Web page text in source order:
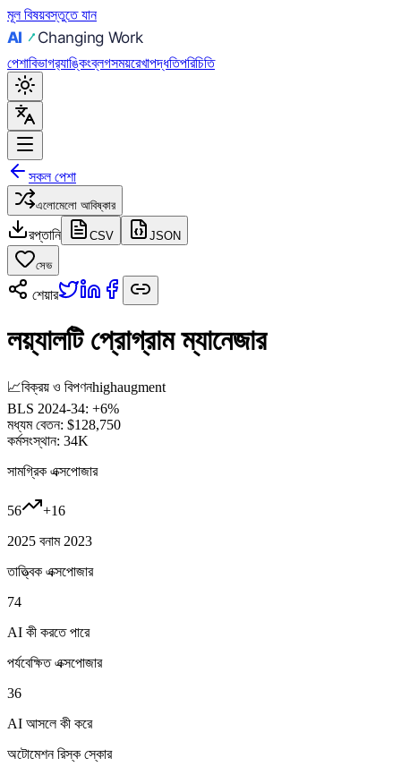
মূল বিষয়বস্তুতে যান
পেশাবিভাগর‍্যাঙ্কিংব্লগসময়রেখাপদ্ধতিপরিচিতি
সকল পেশা
এলোমেলো আবিষ্কার
রপ্তানি CSV JSON
সেভ
শেয়ার
লয়্যালটি প্রোগ্রাম ম্যানেজার
📈বিক্রয় ও বিপণনhighaugment
BLS 2024-34: +6%
মধ্যম বেতন: $128,750
কর্মসংস্থান: 34K
সামগ্রিক এক্সপোজার
56 +16
2025 বনাম 2023
তাত্ত্বিক এক্সপোজার
74
AI কী করতে পারে
পর্যবেক্ষিত এক্সপোজার
36
AI আসলে কী করে
অটোমেশন রিস্ক স্কোর